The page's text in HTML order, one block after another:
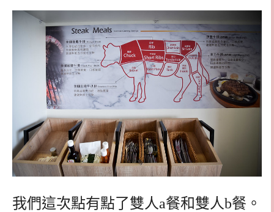
我們這次點有點了雙人a餐和雙人b餐。